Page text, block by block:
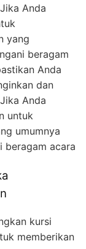
Anda
yang
beragam
Anda
dan
Anda
untuk
umumnya
beragam acara
kursi
memberikan